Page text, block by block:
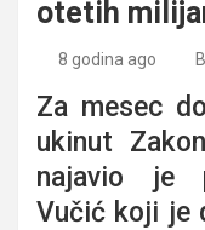
otetih
8 godina ago
Za mesec
ukinut
najavio je
Vučić koji je